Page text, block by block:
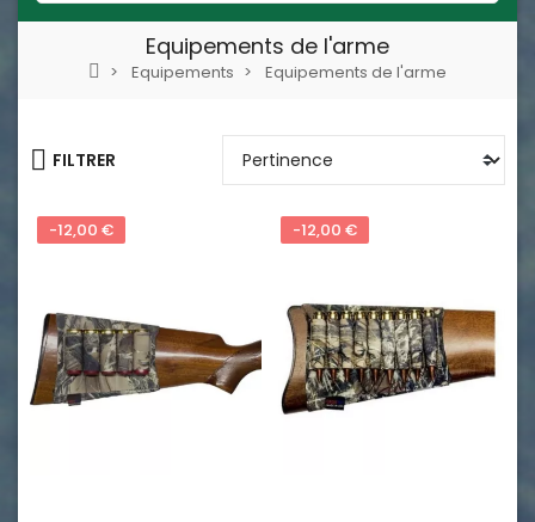
Equipements de l'arme
Equipements Equipements de l'arme
FILTRER
-12,00 € -12,00 €